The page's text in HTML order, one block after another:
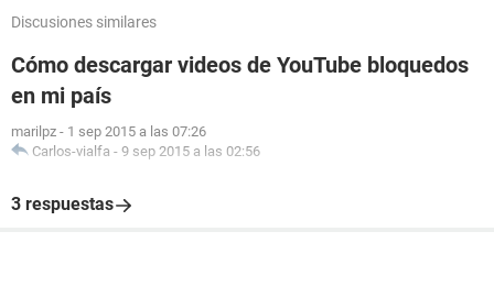
Discusiones similares
Cómo descargar videos de YouTube bloquedos
en mi país
marilpz - 1 sep 2015 a las 07:26
Carlos-vialfa - 9 sep 2015 a las 02:56
3 respuestas